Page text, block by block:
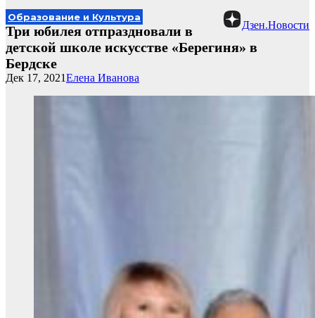
Дзен.Новости
Образование и Культура
Три юбилея отпраздновали в
детской школе искусстве «Берегиня» в
Бердске
Елена Иванова
Дек 17, 2021